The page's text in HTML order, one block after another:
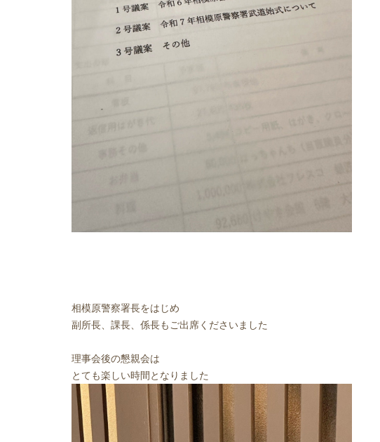
相模原警察署長をはじめ
副所長、課長、係長もご出席くださいました
理事会後の懇親会は
とても楽しい時間となりました